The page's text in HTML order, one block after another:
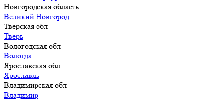
Новгородская область
Великий Новгород
Тверская обл
Тверь
Вологодская обл
Вологда
Ярославская обл
Ярославль
Владимирская обл
Владимир